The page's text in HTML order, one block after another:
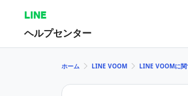
LINE
ヘルプセンター
ホーム LINE VOOM LINE VOOMに関